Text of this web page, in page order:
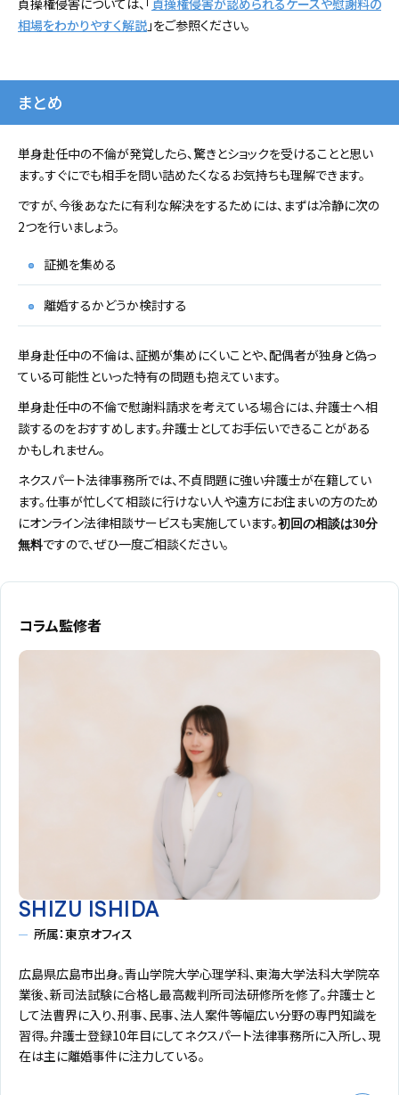
貞操権侵害については、「 貞操権侵害が認められるケースや慰謝料の
相場をわかりやすく解説 」をご参照ください。
まとめ
単身赴任中の不倫が発覚したら、驚きとショックを受けることと思い
ます。すぐにでも相手を問い詰めたくなるお気持ちも理解できます。
ですが、今後あなたに有利な解決をするためには、まずは冷静に次の
2つを行いましょう。
証拠を集める
離婚するかどうか検討する
単身赴任中の不倫は、証拠が集めにくいことや、配偶者が独身と偽っ
ている可能性といった特有の問題も抱えています。
単身赴任中の不倫で慰謝料請求を考えている場合には、弁護士へ相
談するのをおすすめします。弁護士としてお手伝いできることがある
かもしれません。
ネクスパート法律事務所では、不貞問題に強い弁護士が在籍してい
ます。仕事が忙しくて相談に行けない人や遠方にお住まいの方のため
にオンライン法律相談サービスも実施しています。初回の相談は30分
無料ですので、ぜひ一度ご相談ください。
コラム監修者
SHIZU ISHIDA
所属：東京オフィス
広島県広島市出身。青山学院大学心理学科、東海大学法科大学院卒
業後、新司法試験に合格し最高裁判所司法研修所を修了。弁護士と
して法曹界に入り、刑事、民事、法人案件等幅広い分野の専門知識を
習得。弁護士登録10年目にしてネクスパート法律事務所に入所し、現
在は主に離婚事件に注力している。